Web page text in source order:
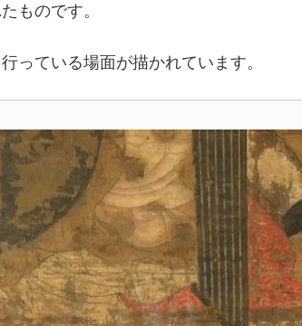
ものです。
っている場面が描かれています。